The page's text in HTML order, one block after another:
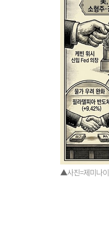
▲사진=제미나이